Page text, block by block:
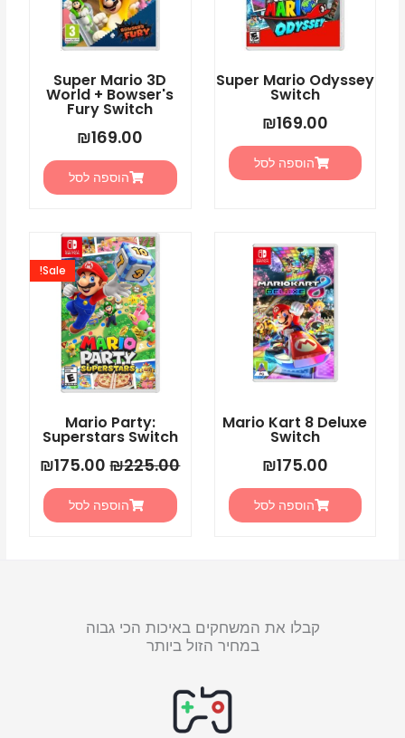
Super Mario Odyssey
Switch
₪169.00
הוספה לסל
Super Mario 3D
World + Bowser's
Fury Switch
₪169.00
הוספה לסל
Mario Kart 8 Deluxe
Switch
₪175.00
הוספה לסל
Mario Party:
Superstars Switch
Sale!
₪225.00
המחיר
המקורי
היה:
₪225.00.
₪175.00
הוא:
הוספה לסל
קבלו את המשחקים באיכות הכי גבוה
במחיר הזול ביותר